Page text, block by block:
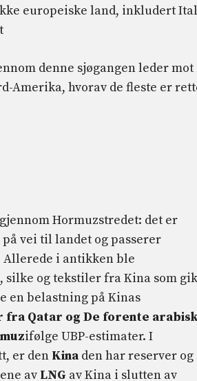
europeiske land, inkludert
denne sjøgangen leder mot
Amerika, hvorav de fleste er
Hormuzstredet: det er
vei til landet og passerer
Allerede i antikken ble
og tekstiler fra Kina som
en belastning på Kinas
fra Qatar og De forente
ifølge UBP-estimater. I
er den Kina den har reserver og
av LNG av Kina i slutten av